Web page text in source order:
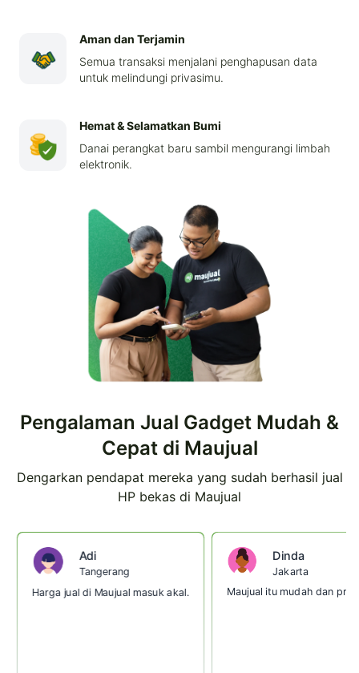
Aman dan Terjamin
Semua transaksi menjalani penghapusan data
untuk melindungi privasimu.
Hemat & Selamatkan Bumi
Danai perangkat baru sambil mengurangi limbah
elektronik.
Pengalaman Jual Gadget Mudah &
Cepat di Maujual
Dengarkan pendapat mereka yang sudah berhasil jual
HP bekas di Maujual
Adi
Tangerang
Harga jual di Maujual masuk akal.
Dinda
Jakarta
Maujual itu mudah dan